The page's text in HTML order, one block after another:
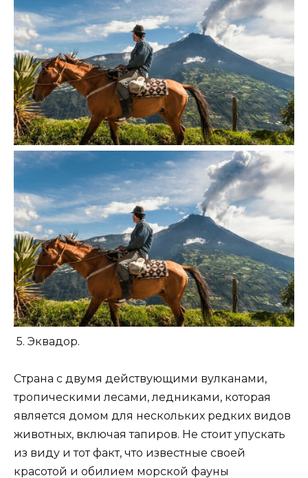
5. Эквадор.
Страна с двумя действующими вулканами,
тропическими лесами, ледниками, которая
является домом для нескольких редких видов
животных, включая тапиров. Не стоит упускать
из виду и тот факт, что известные своей
красотой и обилием морской фауны